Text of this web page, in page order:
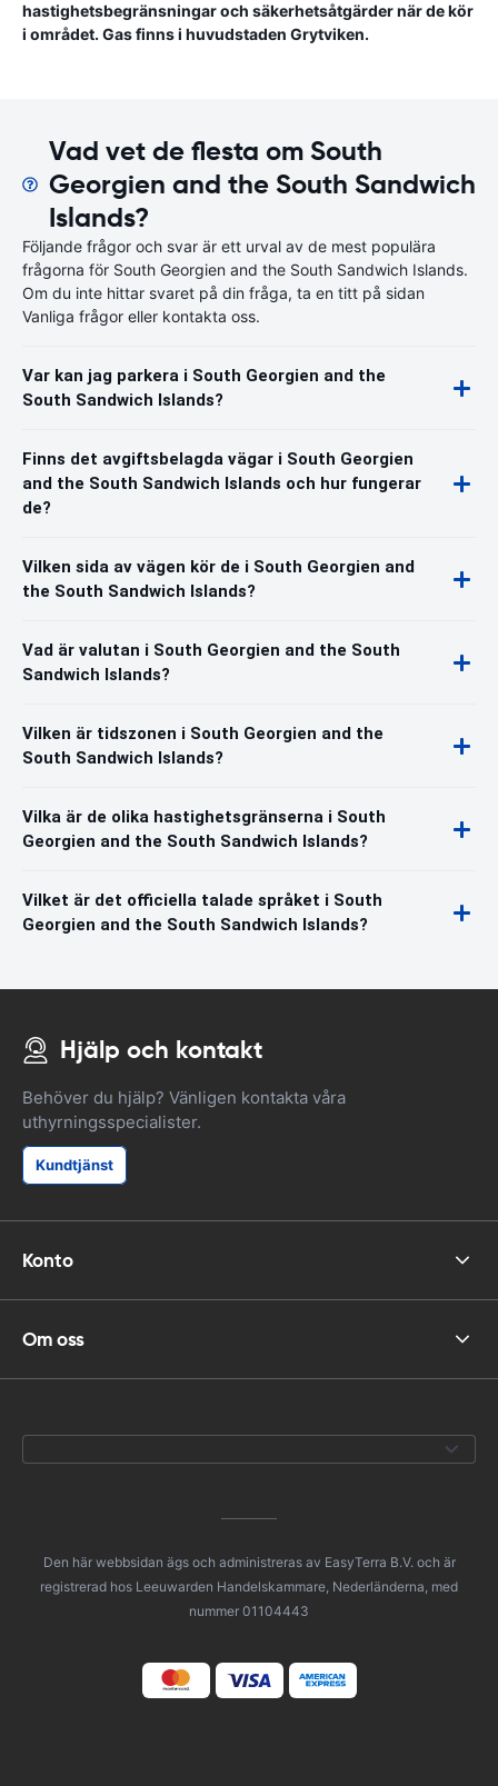
hastighetsbegränsningar och säkerhetsåtgärder när de kör
i området. Gas finns i huvudstaden Grytviken.
Vad vet de flesta om South
Georgien and the South Sandwich
Islands?
Följande frågor och svar är ett urval av de mest populära
frågorna för South Georgien and the South Sandwich Islands.
Om du inte hittar svaret på din fråga, ta en titt på sidan
Vanliga frågor eller kontakta oss.
Var kan jag parkera i South Georgien and the
South Sandwich Islands?
Finns det avgiftsbelagda vägar i South Georgien
and the South Sandwich Islands och hur fungerar
de?
Vilken sida av vägen kör de i South Georgien and
the South Sandwich Islands?
Vad är valutan i South Georgien and the South
Sandwich Islands?
Vilken är tidszonen i South Georgien and the
South Sandwich Islands?
Vilka är de olika hastighetsgränserna i South
Georgien and the South Sandwich Islands?
Vilket är det officiella talade språket i South
Georgien and the South Sandwich Islands?
Hjälp och kontakt
Behöver du hjälp? Vänligen kontakta våra
uthyrningsspecialister.
Kundtjänst
Konto
Om oss
Den här webbsidan ägs och administreras av EasyTerra B.V. och är
registrerad hos Leeuwarden Handelskammare, Nederländerna, med
nummer 01104443